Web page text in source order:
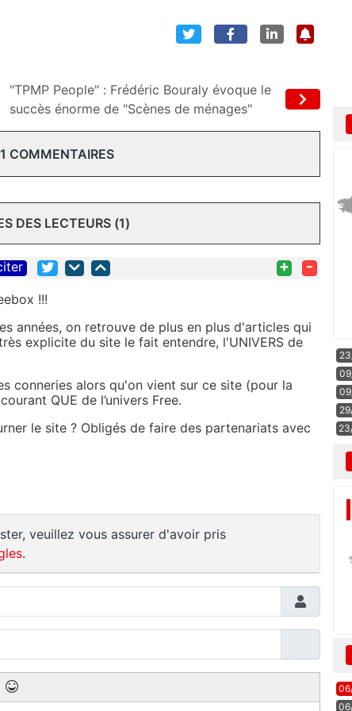
"TPMP People" : Frédéric Bouraly évoque le
succès énorme de "Scènes de ménages"
COMMENTAIRES
DES LECTEURS (1)
+ -
!!!
années, on retrouve de plus en plus d'articles qui
explicite du site le fait entendre, l'UNIVERS de
conneries alors qu'on vient sur ce site (pour la
QUE de l’univers Free.
le site ? Obligés de faire des partenariats avec
veuillez vous assurer d'avoir pris
.